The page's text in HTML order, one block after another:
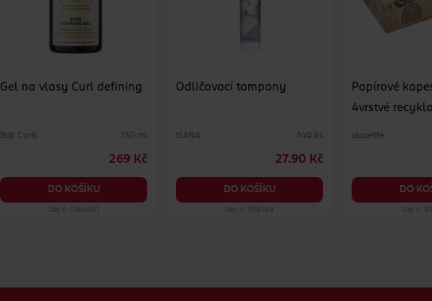
Gel na vlasy Curl defining
Bali Curls 150 ml
269 Kč
DO KOŠÍKU
Obj. č.: 1264661
Odličovací tampony
ISANA 140 ks
27.90 Kč
DO KOŠÍKU
Obj. č.: 796149
Papírové
4vrstvé
alouette
DO
Obj. č.: